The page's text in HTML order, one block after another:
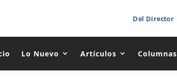
Del Director
Lo Nuevo Artículos Columnas